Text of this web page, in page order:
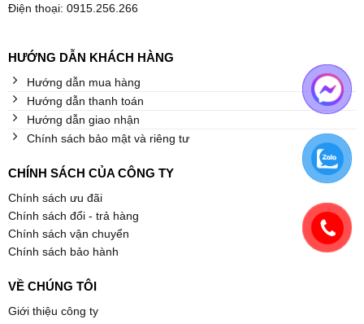
Điện thoại: 0915.256.266
HƯỚNG DẪN KHÁCH HÀNG
Hướng dẫn mua hàng
Hướng dẫn thanh toán
Hướng dẫn giao nhận
Chính sách bảo mật và riêng tư
CHÍNH SÁCH CỦA CÔNG TY
Chính sách ưu đãi
Chính sách đổi - trả hàng
Chính sách vận chuyển
Chính sách bảo hành
VỀ CHÚNG TÔI
Giới thiệu công ty